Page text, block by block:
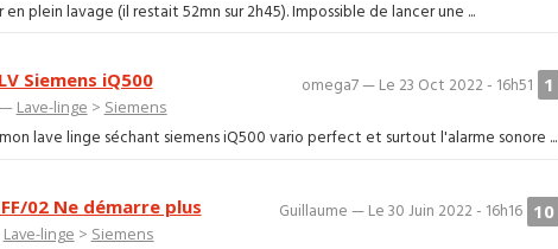
plein lavage (il restait 52mn sur 2h45). Impossible de lancer une ...
1
omega7 — Le 23 Oct 2022 - 16h51
Siemens iQ500
— Lave-linge > Siemens
lave linge séchant siemens iQ500 vario perfect et surtout l'alarme sonore ...
10
Guillaume — Le 30 Juin 2022 - 16h16
02 Ne démarre plus
Lave-linge > Siemens